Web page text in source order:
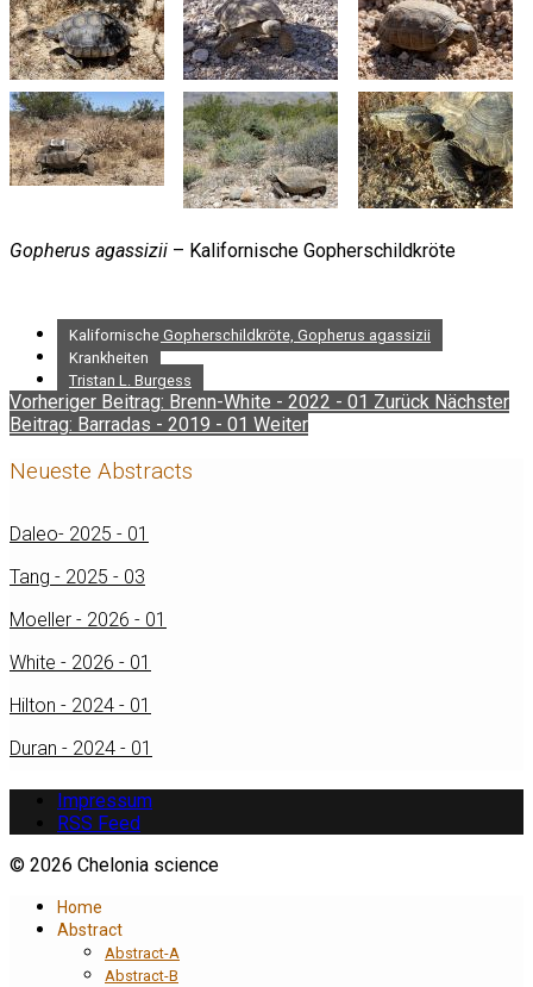
Gopherus agassizii – Kalifornische Gopherschildkröte
Kalifornische Gopherschildkröte, Gopherus agassizii
Krankheiten
Tristan L. Burgess
Vorheriger Beitrag: Brenn-White - 2022 - 01 Zurück Nächster
Beitrag: Barradas - 2019 - 01 Weiter
Neueste Abstracts
Daleo- 2025 - 01
Tang - 2025 - 03
Moeller - 2026 - 01
White - 2026 - 01
Hilton - 2024 - 01
Duran - 2024 - 01
Impressum
RSS Feed
© 2026 Chelonia science
Home
Abstract
Abstract-A
Abstract-B